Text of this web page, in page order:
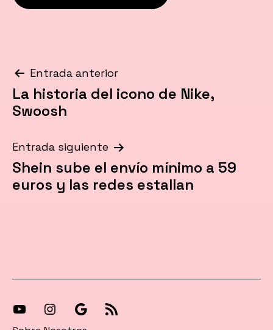
Navegación
de
Entrada anterior
La historia del icono de Nike,
Swoosh
Entrada siguiente
Shein sube el envío mínimo a 59
euros y las redes estallan
[27-
[27-
Síguenos